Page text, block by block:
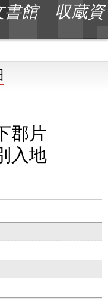
書館 収蔵資
郡片
入地